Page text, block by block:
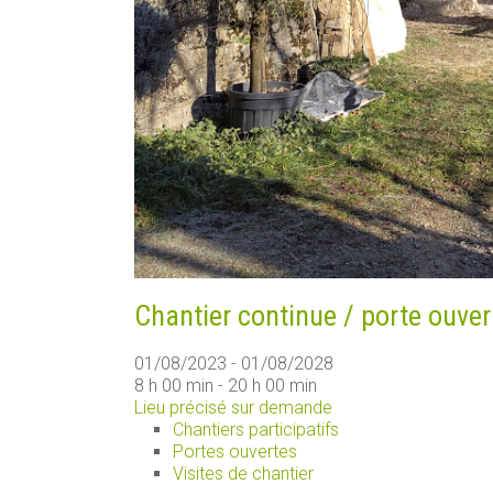
Chantier continue / porte
01/08/2023 - 01/08/2028
8 h 00 min - 20 h 00 min
Lieu précisé sur demande
Chantiers participatifs
Portes ouvertes
Visites de chantier